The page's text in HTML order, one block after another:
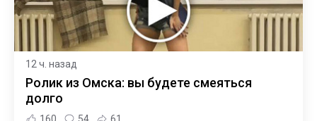
12 ч. назад
Ролик из Омска: вы будете смеяться
долго